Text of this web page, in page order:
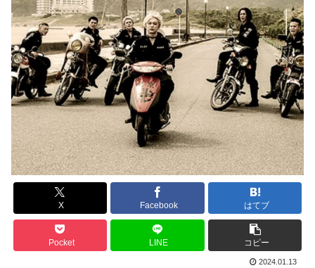
X Facebook はてブ
Pocket LINE コピー
2024.01.13